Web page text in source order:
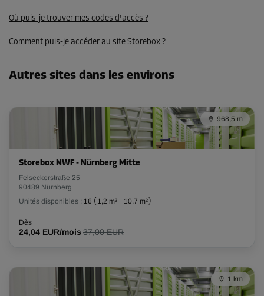
155,00 EUR/mois
Surface: 5,6 m²
m Larg: m Haut:3m
179,00 EUR/mois
Compartiment 16
Surface: 11,8 m²
Volume: 35,4 m³
274,00 EUR/mois
Où puis-je trouver mes codes d'accès ?
Comment puis-je accéder au site Storebox ?
Autres sites dans les environs
968,5 m
Storebox NWF - Nürnberg Mitte
Felseckerstraße 25
90489 Nürnberg
Unités disponibles : 16 ( 1,2 m² - 10,7 m²)
Dès
24,04 EUR/mois 37,00 EUR
1 km